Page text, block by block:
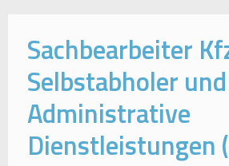
Sachbearbeiter
Selbstabholer und
Administrative